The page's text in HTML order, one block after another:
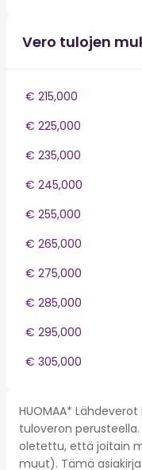
Vero tulojen
€ 215,000
€ 225,000
€ 235,000
€ 245,000
€ 255,000
€ 265,000
€ 275,000
€ 285,000
€ 295,000
€ 305,000
HUOMAA*
tuloveron
oletettu, että joitain
muut). Tämä